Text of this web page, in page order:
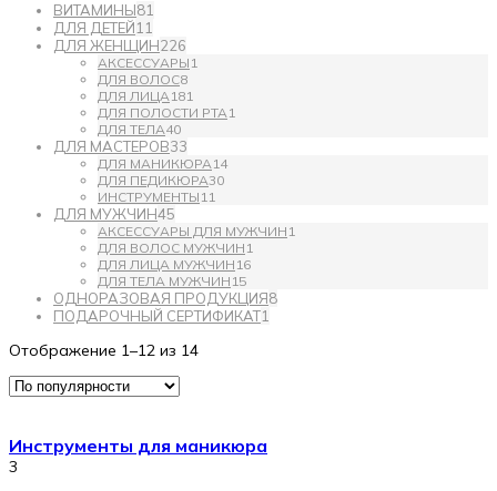
ВИТАМИНЫ81
ДЛЯ ДЕТЕЙ11
ДЛЯ ЖЕНЩИН226
АКСЕССУАРЫ 1
ДЛЯ ВОЛОС8
ДЛЯ ЛИЦА181
ДЛЯ ПОЛОСТИ РТА1
ДЛЯ ТЕЛА40
ДЛЯ МАСТЕРОВ33
ДЛЯ МАНИКЮРА14
ДЛЯ ПЕДИКЮРА30
ИНСТРУМЕНТЫ 11
ДЛЯ МУЖЧИН45
АКСЕССУАРЫ ДЛЯ МУЖЧИН 1
ДЛЯ ВОЛОС МУЖЧИН 1
ДЛЯ ЛИЦА МУЖЧИН 16
ДЛЯ ТЕЛА МУЖЧИН 15
ОДНОРАЗОВАЯ ПРОДУКЦИЯ8
ПОДАРОЧНЫЙ СЕРТИФИКАТ1
Отображение 1–12 из 14
Инструменты для маникюра
3